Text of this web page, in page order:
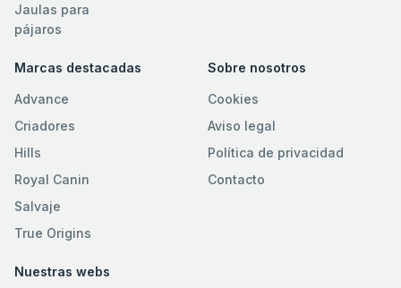
Jaulas para
pájaros
Marcas destacadas
Advance
Criadores
Hills
Royal Canin
Salvaje
True Origins
Sobre nosotros
Cookies
Aviso legal
Política de privacidad
Contacto
Nuestras webs